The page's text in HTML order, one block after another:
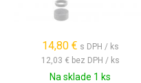
14,80 € s DPH / ks
12,03 € bez DPH / ks
Na sklade 1 ks